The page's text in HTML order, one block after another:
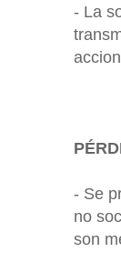
- La
- Se
no
son